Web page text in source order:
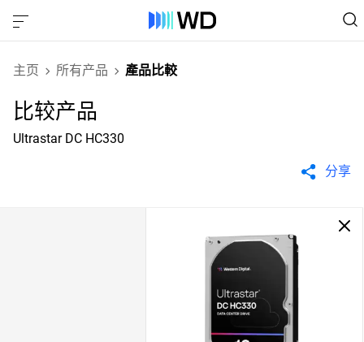
主页 所有产品 產品比較
比较产品
Ultrastar DC HC330
分享